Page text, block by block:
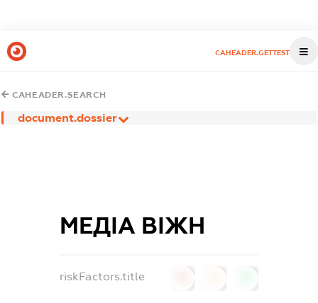
CAHEADER.GETTEST
CAHEADER.SEARCH
document.dossier
МЕДІА ВІЖН
riskFactors.title